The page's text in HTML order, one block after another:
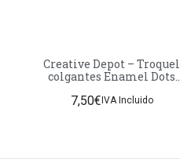
Creative Depot – Troquel
colgantes Enamel Dots
7,50€ IVA Incluido